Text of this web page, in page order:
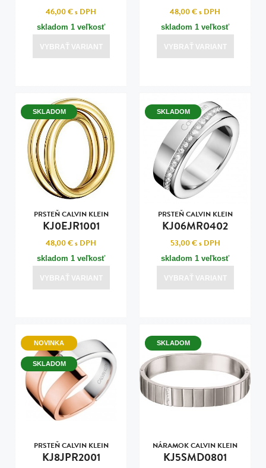
46,00 €s DPH
skladom 1 veľkosť
VYBRAŤ VARIANT
48,00 €s DPH
skladom 1 veľkosť
VYBRAŤ VARIANT
SKLADOM
PRSTEŇ CALVIN KLEIN
KJ0EJR1001
48,00 €s DPH
skladom 1 veľkosť
VYBRAŤ VARIANT
SKLADOM
PRSTEŇ CALVIN KLEIN
KJ06MR0402
53,00 €s DPH
skladom 1 veľkosť
VYBRAŤ VARIANT
NOVINKA
SKLADOM
PRSTEŇ CALVIN KLEIN
KJ8JPR2001
SKLADOM
NÁRAMOK CALVIN KLEIN
KJ5SMD0801